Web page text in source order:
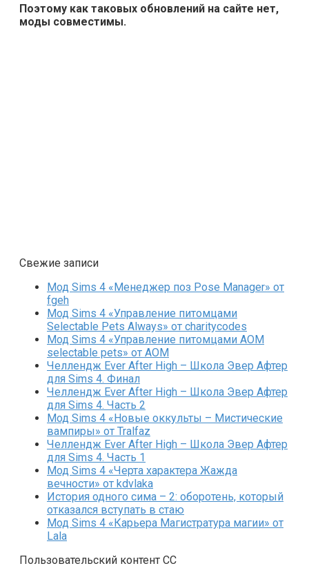
Поэтому как таковых обновлений на сайте нет,
моды совместимы.
Свежие записи
Мод Sims 4 «Менеджер поз Pose Manager» от
fgeh
Мод Sims 4 «Управление питомцами
Selectable Pets Always» от charitycodes
Мод Sims 4 «Управление питомцами AOM
selectable pets» от AOM
Челлендж Ever After High – Школа Эвер Афтер
для Sims 4. Финал
Челлендж Ever After High – Школа Эвер Афтер
для Sims 4. Часть 2
Мод Sims 4 «Новые оккульты – Мистические
вампиры» от Tralfaz
Челлендж Ever After High – Школа Эвер Афтер
для Sims 4. Часть 1
Мод Sims 4 «Черта характера Жажда
вечности» от kdvlaka
История одного сима – 2: оборотень, который
отказался вступать в стаю
Мод Sims 4 «Карьера Магистратура магии» от
Lala
Пользовательский контент СС